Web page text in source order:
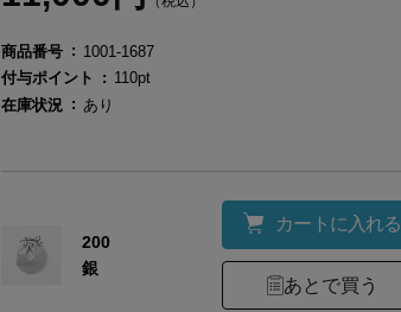
商品番号
1001-1687
付与ポイント
110pt
在庫状況
あり
200
銀
カートに入れる
あとで買う